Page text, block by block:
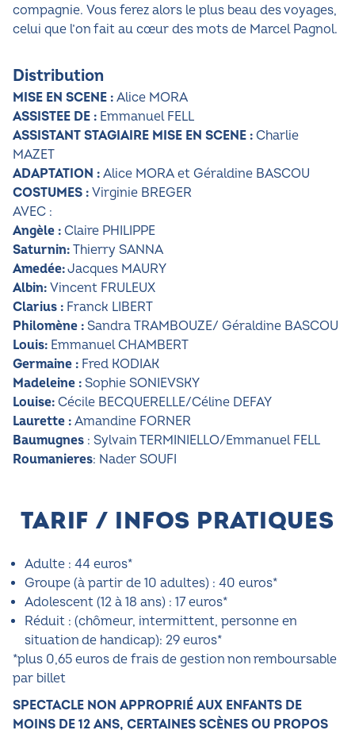
compagnie. Vous ferez alors le plus beau des voyages,
celui que l’on fait au cœur des mots de Marcel Pagnol.
Distribution
MISE EN SCENE : Alice MORA
ASSISTEE DE : Emmanuel FELL
ASSISTANT STAGIAIRE MISE EN SCENE : Charlie
MAZET
ADAPTATION : Alice MORA et Géraldine BASCOU
COSTUMES : Virginie BREGER
AVEC :
Angèle : Claire PHILIPPE
Saturnin: Thierry SANNA
Amedée:Jacques MAURY
Albin: Vincent FRULEUX
Clarius : Franck LIBERT
Philomène : Sandra TRAMBOUZE/ Géraldine BASCOU
Louis: Emmanuel CHAMBERT
Germaine : Fred KODIAK
Madeleine : Sophie SONIEVSKY
Louise: Cécile BECQUERELLE/Céline DEFAY
Laurette : Amandine FORNER
Baumugnes : Sylvain TERMINIELLO/Emmanuel FELL
Roumanieres: Nader SOUFI
TARIF / INFOS PRATIQUES
Adulte : 44 euros*
Groupe (à partir de 10 adultes) : 40 euros*
Adolescent (12 à 18 ans) : 17 euros*
Réduit : (chômeur, intermittent, personne en
situation de handicap): 29 euros*
*plus 0,65 euros de frais de gestion non remboursable
par billet
SPECTACLE NON APPROPRIÉ AUX ENFANTS DE
MOINS DE 12 ANS, CERTAINES SCÈNES OU PROPOS